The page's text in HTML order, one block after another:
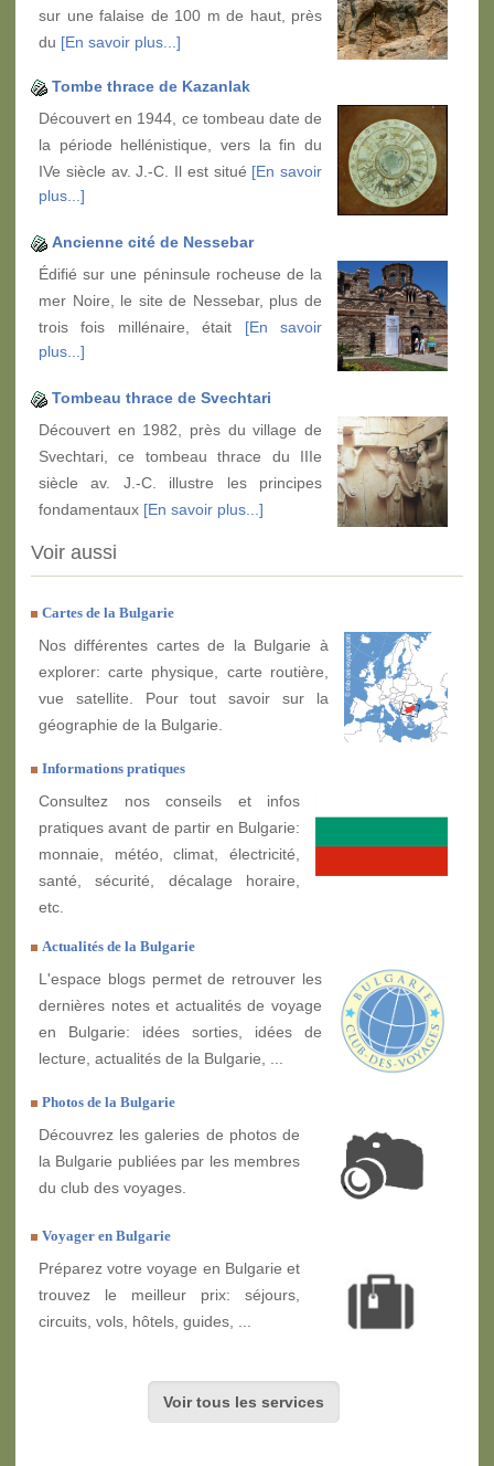
sur une falaise de 100 m de haut, près
du [En savoir plus...]
Tombe thrace de Kazanlak
Découvert en 1944, ce tombeau date de
la période hellénistique, vers la fin du
IVe siècle av. J.-C. Il est situé [En savoir
plus...]
Ancienne cité de Nessebar
Édifié sur une péninsule rocheuse de la
mer Noire, le site de Nessebar, plus de
trois fois millénaire, était [En savoir
plus...]
Tombeau thrace de Svechtari
Découvert en 1982, près du village de
Svechtari, ce tombeau thrace du IIIe
siècle av. J.-C. illustre les principes
fondamentaux [En savoir plus...]
Voir aussi
Cartes de la Bulgarie
Nos différentes cartes de la Bulgarie à
explorer: carte physique, carte routière,
vue satellite. Pour tout savoir sur la
géographie de la Bulgarie.
Informations pratiques
Consultez nos conseils et infos
pratiques avant de partir en Bulgarie:
monnaie, météo, climat, électricité,
santé, sécurité, décalage horaire,
etc.
Actualités de la Bulgarie
L'espace blogs permet de retrouver les
dernières notes et actualités de voyage
en Bulgarie: idées sorties, idées de
lecture, actualités de la Bulgarie, ...
Photos de la Bulgarie
Découvrez les galeries de photos de
la Bulgarie publiées par les membres
du club des voyages.
Voyager en Bulgarie
Préparez votre voyage en Bulgarie et
trouvez le meilleur prix: séjours,
circuits, vols, hôtels, guides, ...
Voir tous les services